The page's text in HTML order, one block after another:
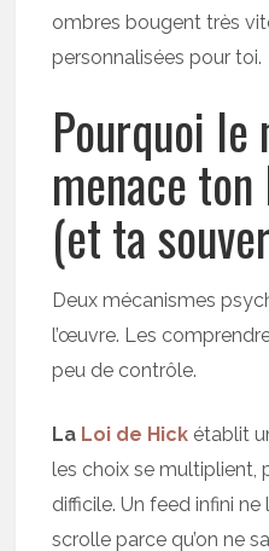
ombres bougent très
personnalisées pour toi.
Pourquoi le
menace
(et ta
Deux mécanismes
l’œuvre. Les
peu de contrôle.
La Loi de Hick établit
les choix se multiplient,
difficile. Un feed infini
scrolle parce qu’on ne